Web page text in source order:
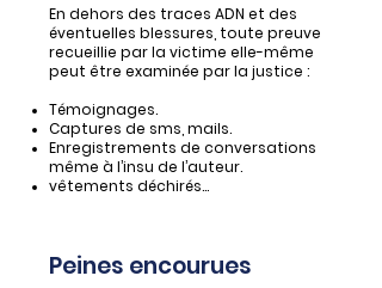
En dehors des traces ADN et des
éventuelles blessures, toute preuve
recueillie par la victime elle-même
peut être examinée par la justice :
Témoignages.
Captures de sms, mails.
Enregistrements de conversations
même à l’insu de l’auteur.
vêtements déchirés...
Peines encourues